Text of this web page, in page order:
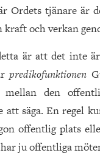
Ordets tjänare är
kraft och verkan
är att det inte
predikofunktionen
mellan den
att säga. En regel
offentlig plats
ju offentliga